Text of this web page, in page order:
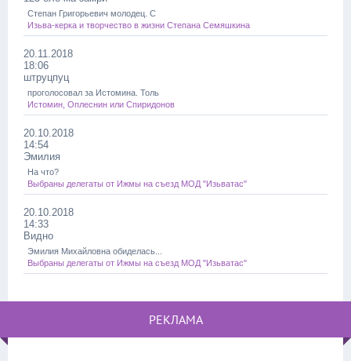
Степан Григорьевич молодец. С
Изьва-керка и творчество в жизни Степана Семяшкина
20.11.2018
18:06
штруцпуц
проголосовал за Истомина. Толь
Истомин, Оплеснин или Спиридонов
20.10.2018
14:54
Эмилия
На что?
Выбраны делегаты от Ижмы на съезд МОД "Изьватас"
20.10.2018
14:33
Видно
Эмилия Михайловна обиделась...
Выбраны делегаты от Ижмы на съезд МОД "Изьватас"
РЕКЛАМА